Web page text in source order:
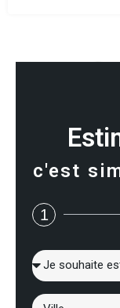
c'est
1